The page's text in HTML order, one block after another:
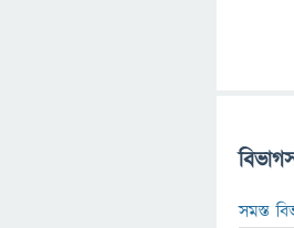
সমস্ত